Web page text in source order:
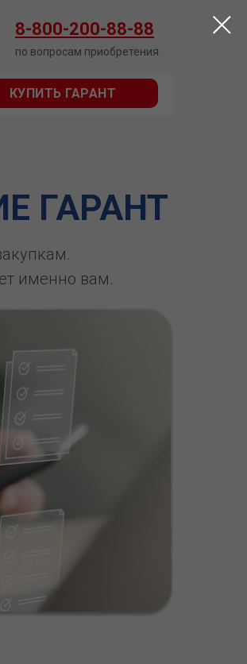
8-800-200-88-88
по вопросам приобретения
КУПИТЬ ГАРАНТ
КУПИТЬ ГАРАНТ
ГАРАНТ
именно вам.